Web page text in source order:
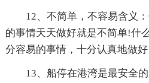
12、不简单，不容易含义
的事情天天做好就是不简单!什
分容易的事情，十分认真地做好
13、船停在港湾是最安全